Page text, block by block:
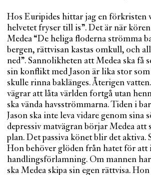
Hos Euripides hittar jag en förkristen
helvetet fryser till is”. Det är när
Medea “De heliga floderna strömma
bergen, rättvisan kastas omkull, och
ned”. Sannolikheten att Medea ska få
sin konflikt med Jason är lika stor
skulle rinna baklänges. Återigen
vägrar att låta världen fortgå utan
ska vända havsströmmarna. Tiden i
Jason ska inte leva vidare genom sina
depressiv matvägran börjar Medea att
plan. Det passiva könet blir det aktiva.
Hon behöver glöden från hatet för att
handlingsförlamning. Om mannen har
ska Medea skipa sin egen rättvisa. Hon